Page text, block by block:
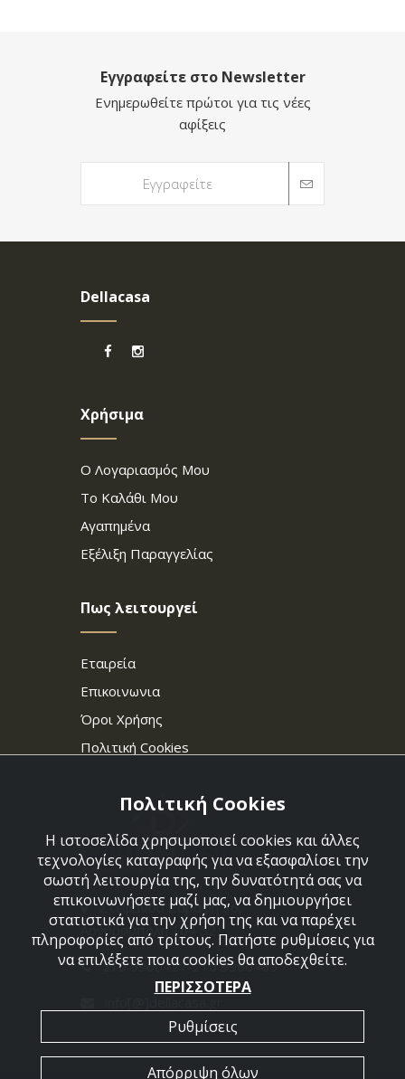
Εγγραφείτε στο Newsletter
Ενημερωθείτε πρώτοι για τις νέες
αφίξεις
Dellacasa
Χρήσιμα
Ο Λογαριασμός Μου
Το Καλάθι Μου
Αγαπημένα
Εξέλιξη Παραγγελίας
Πως λειτουργεί
Εταιρεία
Επικοινωνια
Όροι Χρήσης
Πολιτική Cookies
Στεφάνου Σαράφη 36,
Αργυρούπολη 164 52
210 9960427-210 9960489
Πολιτική Cookies
Η ιστοσελίδα χρησιμοποιεί cookies και άλλες
τεχνολογίες καταγραφής για να εξασφαλίσει την
σωστή λειτουργία της, την δυνατότητά σας να
επικοινωνήσετε μαζί μας, να δημιουργήσει
στατιστικά για την χρήση της και να παρέχει
πληροφορίες από τρίτους. Πατήστε ρυθμίσεις για
να επιλέξετε ποια cookies θα αποδεχθείτε.
ΠΕΡΙΣΣΟΤΕΡΑ
Ρυθμίσεις
Απόρριψη όλων